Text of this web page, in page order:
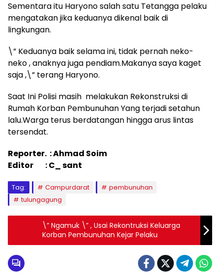
Sementara itu Haryono salah satu Tetangga pelaku
mengatakan jika keduanya dikenal baik di
lingkungan.
\” Keduanya baik selama ini, tidak pernah neko-
neko , anaknya juga pendiam.Makanya saya kaget
saja ,\” terang Haryono.
Saat Ini Polisi masih melakukan Rekonstruksi di
Rumah Korban Pembunuhan Yang terjadi setahun
lalu.Warga terus berdatangan hingga arus lintas
tersendat.
Reporter. : Ahmad Soim
Editor : C_ sant
Tag: Campurdarat
pembunuhan
tulungagung
\” Ngamuk \” , Usai Rekontruksi Keluarga
Korban Pembunuhan Kejar Pelaku